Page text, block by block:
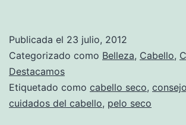
Publicada el 23 julio, 2012
Categorizado como Belleza, Cabello,
Destacamos
Etiquetado como cabello seco,
cuidados del cabello, pelo seco